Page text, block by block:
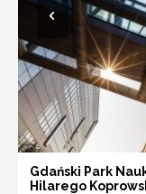
Gdański Park
Hilarego